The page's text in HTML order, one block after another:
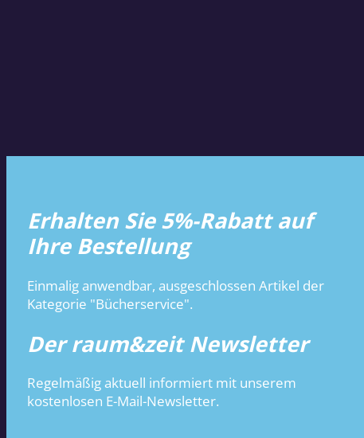
Erhalten Sie 5%-Rabatt auf
Ihre Bestellung
Einmalig anwendbar, ausgeschlossen Artikel der
Kategorie "Bücherservice".
Der raum&zeit Newsletter
Regelmäßig aktuell informiert mit unserem
kostenlosen E-Mail-Newsletter.